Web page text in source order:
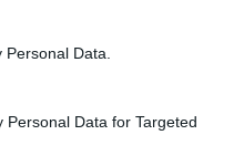
Data.
Data for Targeted
le PW127XT, dont Air
de moteurs.